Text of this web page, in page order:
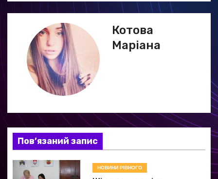
і
я
з
а
п
Котова
Маріана
Пов’язаний запис
НОВИНИ РІВНОГО